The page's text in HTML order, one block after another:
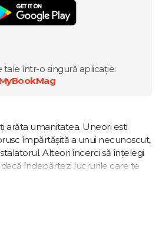
tale într-o singură aplicație:
MyBookMag
arăta umanitatea. Uneori ești
împărtășită a unui necunoscut,
Alteori încerci să înțelegi
îndepărtezi lucrurile care te